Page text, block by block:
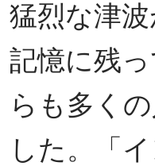
猛烈な津
記憶に残
らも多く
した。「